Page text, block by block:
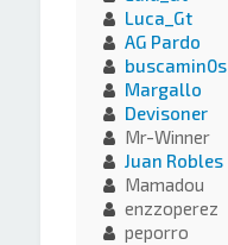
Luca_Gt
AG Pardo
buscamin0s
Margallo
Devisoner
Mr-Winner
Juan Robles
Mamadou
enzzoperez
peporro